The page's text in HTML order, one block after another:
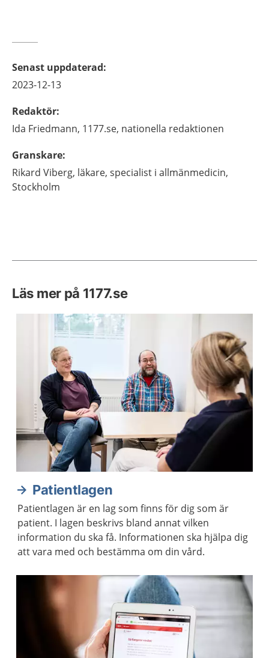
Senast uppdaterad:
2023-12-13
Redaktör:
Ida Friedmann, 1177.se, nationella redaktionen
Granskare:
Rikard Viberg, läkare, specialist i allmänmedicin,
Stockholm
Läs mer på 1177.se
Patientlagen
Patientlagen är en lag som finns för dig som är
patient. I lagen beskrivs bland annat vilken
information du ska få. Informationen ska hjälpa dig
att vara med och bestämma om din vård.